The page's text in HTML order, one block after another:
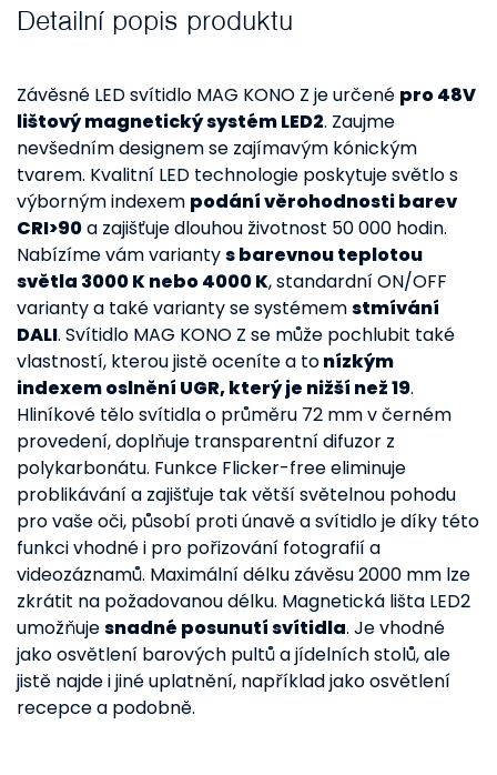
Detailní popis produktu
Závěsné LED svítidlo MAG KONO Z je určené pro 48V
lištový magnetický systém LED2. Zaujme
nevšedním designem se zajímavým kónickým
tvarem. Kvalitní LED technologie poskytuje světlo s
výborným indexem podání věrohodnosti barev
CRI>90a zajišťuje dlouhou životnost 50 000 hodin.
Nabízíme vám variantys barevnou teplotou
světla 3000 K nebo 4000 K, standardní ON/OFF
varianty a také varianty se systémemstmívání
DALI. Svítidlo MAG KONO Z se může pochlubit také
vlastností, kterou jistě oceníte a tonízkým
indexem oslnění UGR, který je nižší než 19.
Hliníkové tělo svítidla o průměru 72 mm v černém
provedení, doplňuje transparentní difuzor z
polykarbonátu. Funkce Flicker-free eliminuje
problikávání a zajišťuje tak větší světelnou pohodu
pro vaše oči, působí proti únavě a svítidlo je díky této
funkci vhodné i pro pořizování fotografií a
videozáznamů. Maximální délku závěsu 2000 mm lze
zkrátit na požadovanou délku. Magnetická lišta LED2
umožňujesnadné posunutí svítidla. Je vhodné
jako osvětlení barových pultů a jídelních stolů, ale
jistě najde i jiné uplatnění, například jako osvětlení
recepce a podobně.